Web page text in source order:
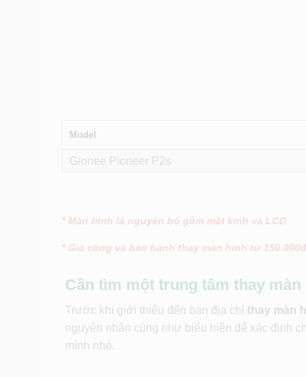
Model
Gionee Pioneer P2s
* Màn hình là nguyên bộ gồm mặt kính và LCD
* Giá công và bảo hành thay màn hình từ
Cần tìm một trung tâm thay
Trước khi giới thiệu đến bạn địa chỉ thay màn
nguyên nhân cũng như biểu hiện để xác định
mình nhé.